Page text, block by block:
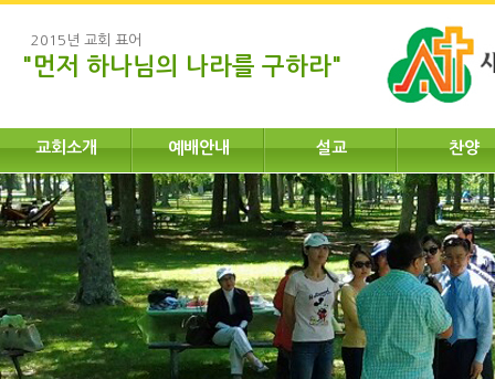
2015년 교회 표어
"먼저 하나님의 나라를 구하라"
교회소개 예배안내 설교 찬양